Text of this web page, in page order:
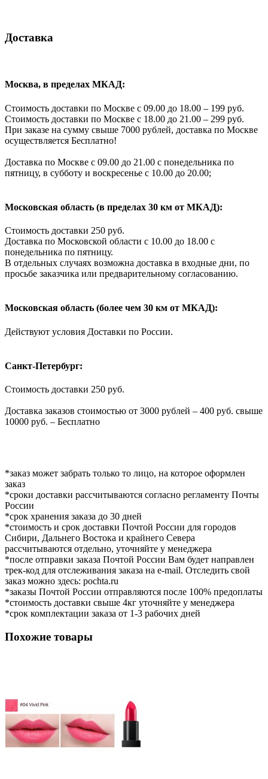
Доставка
Москва, в пределах МКАД:
Стоимость доставки по Москве с 09.00 до 18.00 – 199 руб.
Стоимость доставки по Москве с 18.00 до 21.00 – 299 руб.
При заказе на сумму свыше 7000 рублей, доставка по Москве
осуществляется Бесплатно!
Доставка по Москве с 09.00 до 21.00 с понедельника по
пятницу, в субботу и воскресенье с 10.00 до 20.00;
Московская область (в пределах 30 км от МКАД):
Стоимость доставки 250 руб.
Доставка по Московской области с 10.00 до 18.00 с
понедельника по пятницу.
В отдельных случаях возможна доставка в входные дни, по
просьбе заказчика или предварительному согласованию.
Московская область (более чем 30 км от МКАД):
Действуют условия Доставки по России.
Санкт-Петербург:
Стоимость доставки 250 руб.
Доставка заказов стоимостью от 3000 рублей – 400 руб. свыше
10000 руб. – Бесплатно
*заказ может забрать только то лицо, на которое оформлен
заказ
*сроки доставки рассчитываются согласно регламенту Почты
России
*срок хранения заказа до 30 дней
*стоимость и срок доставки Почтой России для городов
Сибири, Дальнего Востока и крайнего Севера
рассчитываются отдельно, уточняйте у менеджера
*после отправки заказа Почтой России Вам будет направлен
трек-код для отслеживания заказа на e-mail. Отследить свой
заказ можно здесь: pochta.ru
*заказы Почтой России отправляются после 100% предоплаты
*стоимость доставки свыше 4кг уточняйте у менеджера
*срок комплектации заказа от 1-3 рабочих дней
Похожие товары